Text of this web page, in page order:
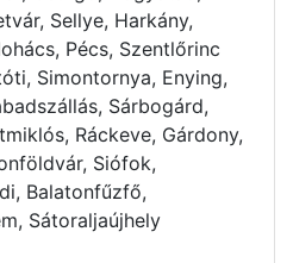
Sellye, Harkány,
Pécs, Szentlőrinc
Simontornya, Enying,
Sárbogárd,
Ráckeve, Gárdony,
Siófok,
Balatonfűzfő,
Sátoraljaújhely